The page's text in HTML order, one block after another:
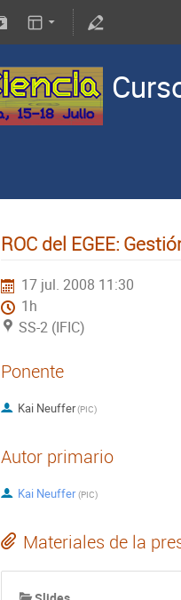
ROC del EGEE:
17 jul. 2008 11:30
1h
SS-2 (IFIC)
Ponente
Kai Neuffer(PIC)
Autor primario
Kai Neuffer (PIC)
Materiales de la